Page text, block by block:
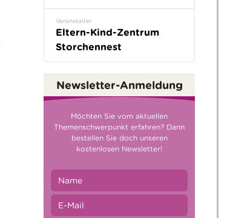
Veranstalter
Eltern-Kind-Zentrum
Storchennest
Newsletter-Anmeldung
Möchten Sie vom aktuellen
Themenschwerpunkt erfahren? Dann
bestellen Sie doch unseren
kostenlosen Newsletter!